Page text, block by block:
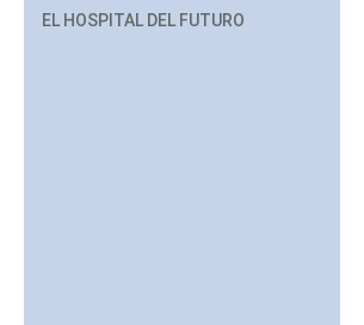
EL HOSPITAL DEL FUTURO